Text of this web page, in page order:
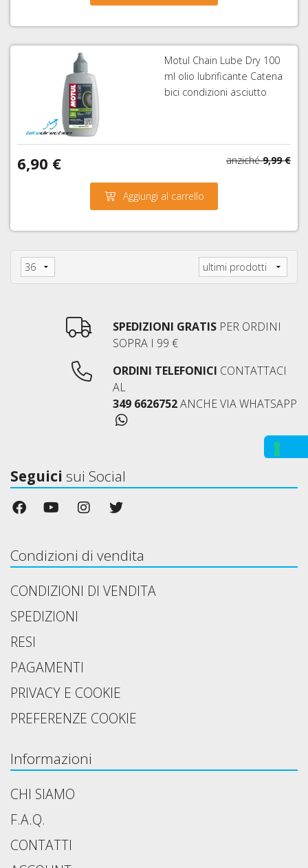
Motul Chain Lube Dry 100
ml olio lubrificante Catena
bici condizioni asciutto
6,90 € anziché 9,99 €
Aggiungi al carrello
SPEDIZIONI GRATIS PER ORDINI
SOPRA I 99 €
ORDINI TELEFONICI CONTATTACI
AL
349 6626752ANCHE VIA WHATSAPP
Seguici sui Social
Condizioni di vendita
CONDIZIONI DI VENDITA
SPEDIZIONI
RESI
PAGAMENTI
PRIVACY E COOKIE
PREFERENZE COOKIE
Informazioni
CHI SIAMO
F.A.Q.
CONTATTI